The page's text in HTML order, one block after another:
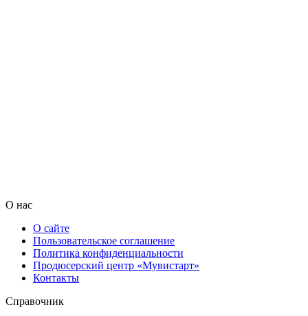
О нас
О сайте
Пользовательское соглашение
Политика конфиденциальности
Продюсерский центр «Мувистарт»
Контакты
Справочник